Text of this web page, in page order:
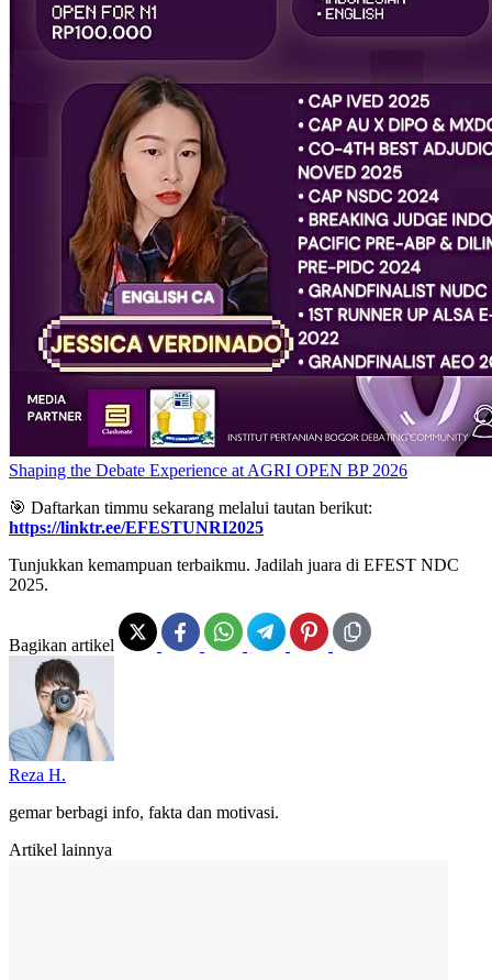
Shaping the Debate Experience at AGRI OPEN BP 2026
🎯 Daftarkan timmu sekarang melalui tautan berikut:
https://linktr.ee/EFESTUNRI2025
Tunjukkan kemampuan terbaikmu. Jadilah juara di EFEST NDC
2025.
Bagikan artikel
Reza H.
gemar berbagi info, fakta dan motivasi.
Artikel lainnya